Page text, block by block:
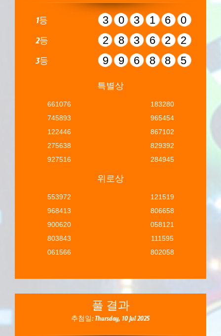
1등 303160
2등 283622
3등 996885
특별상
661076
745893
122446
275638
927516
183280
965454
867102
829392
284945
위로상
553972
968413
900620
803843
061566
121519
806658
058121
111595
802058
풀 결과
추첨일: Thursday, 10 Jul 2025